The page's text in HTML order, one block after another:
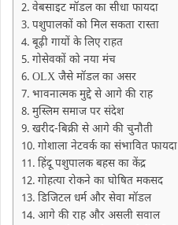
वेबसाइट मॉडल का सीधा फायदा
पशुपालकों को मिल सकता रास्ता
बूढ़ी गायों के लिए राहत
गोसेवकों को नया मंच
OLX जैसे मॉडल का असर
भावनात्मक मुद्दे से आगे की राह
मुस्लिम समाज पर संदेश
खरीद-बिक्री से आगे की चुनौती
गोशाला नेटवर्क का संभावित फायदा
हिंदू पशुपालक बहस का केंद्र
गोहत्या रोकने का घोषित मकसद
डिजिटल धर्म और सेवा मॉडल
आगे की राह और असली सवाल